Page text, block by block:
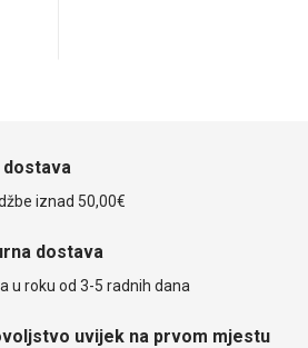
dostava
iznad 50,00€
dostava
u roku od 3-5 radnih dana
uvijek na prvom mjestu
Valentinovo